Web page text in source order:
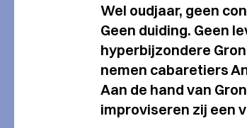
Wel oudjaar, geen
Geen duiding. Geen
hyperbijzondere
nemen cabaretiers
Aan de hand van
improviseren zij een